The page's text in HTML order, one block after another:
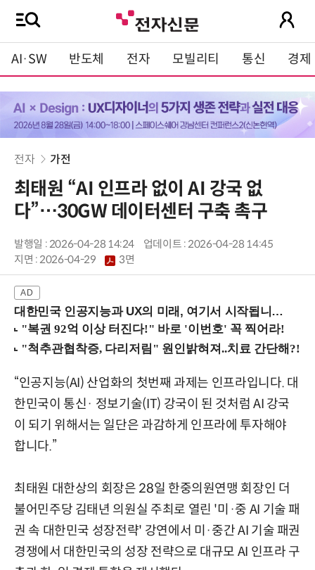
AI·SW 반도체 전자 모빌리티 통신 경제
전자 가전
최태원 “AI 인프라 없이 AI 강국 없
다”…30GW 데이터센터 구축 촉구
발행일 : 2026-04-28 14:24
업데이트 : 2026-04-28 14:45
지면 :2026-04-29 3면
대한민국 인공지능과 UX의 미래, 여기서 시작됩니다! (9/2 강남역)
“인공지능(AI) 산업화의 첫번째 과제는 인프라입니다. 대
한민국이 통신· 정보기술(IT) 강국이 된 것처럼 AI 강국
이 되기 위해서는 일단은 과감하게 인프라에 투자해야
합니다.”
최태원 대한상의 회장은 28일 한중의원연맹 회장인 더
불어민주당 김태년 의원실 주최로 열린 '미·중 AI 기술 패
권 속 대한민국 성장전략' 강연에서 미·중간 AI 기술 패권
경쟁에서 대한민국의 성장 전략으로 대규모 AI 인프라 구